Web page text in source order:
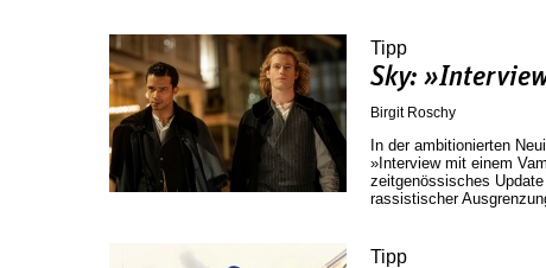
Tipp
Sky:
Birgit Roschy
In der ambitionierten
»Interview mit einem
zeitgenössisches
rassistischer
Tipp